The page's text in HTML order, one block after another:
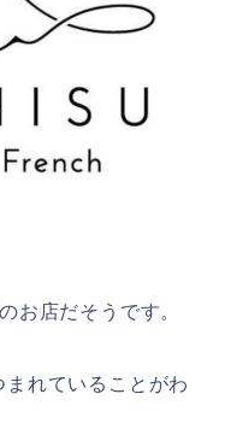
お店だそうです。
れていることがわ